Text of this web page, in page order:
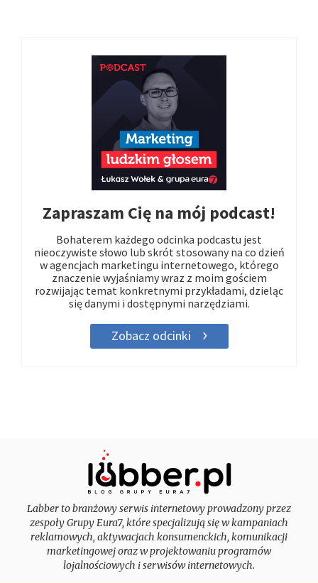
Zapraszam Cię na mój podcast!
Bohaterem każdego odcinka podcastu jest
nieoczywiste słowo lub skrót stosowany na co dzień
w agencjach marketingu internetowego, którego
znaczenie wyjaśniamy wraz z moim gościem
rozwijając temat konkretnymi przykładami, dzieląc
się danymi i dostępnymi narzędziami.
Zobacz odcinki
Labber to branżowy serwis internetowy prowadzony przez
zespoły Grupy Eura7, które specjalizują się w kampaniach
reklamowych, aktywacjach konsumenckich, komunikacji
marketingowej oraz w projektowaniu programów
lojalnościowych i serwisów internetowych.